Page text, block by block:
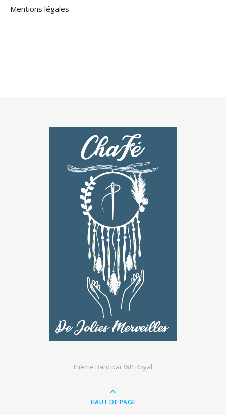
Mentions légales
Thème Bard parWP Royal.
HAUT DE PAGE